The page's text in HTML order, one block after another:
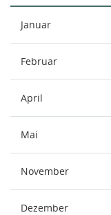
Januar
Februar
April
Mai
November
Dezember